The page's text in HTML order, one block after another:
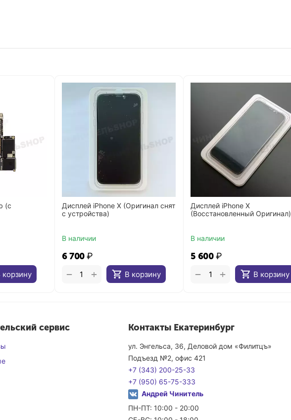
(с
корзину
Дисплей iPhone X (Оригинал снят
с устройства)
В наличии
6 700₽
В корзину
+
−
Дисплей iPhone X
(Восстановленный Оригинал)
В наличии
5 600 ₽
В корзину
+
−
сервис Контакты Екатеринбург
ул. Энгельса, 36, Деловой дом «Филитцъ»
Подъезд №2, офис 421
+7 (343) 200-25-33
+7 (950) 65-75-333
Андрей Чинитель
ПН-ПТ: 10:00 - 20:00